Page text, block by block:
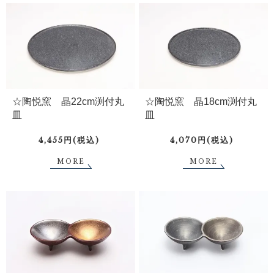
☆陶悦窯 晶22cm渕付丸
皿
4,455円(税込)
MORE
☆陶悦窯 晶18cm渕付丸
皿
4,070円(税込)
MORE